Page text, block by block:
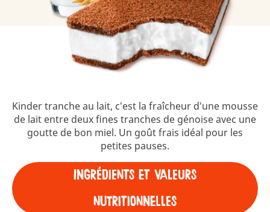
Kinder tranche au lait, c'est la fraîcheur d'une mousse
de lait entre deux fines tranches de génoise avec une
goutte de bon miel. Un goût frais idéal pour les
petites pauses.
Ingrédients et Valeurs
nutritionnelles